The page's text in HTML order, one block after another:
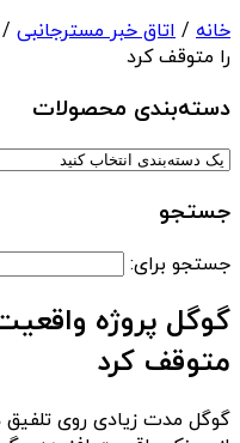
خانه / اتاق خبر مسترجانبی /
را متوقف کرد
دسته‌بندی‌ محصولات
جستجو
جستجو برای:
گوگل پروژه
متوقف کرد
گوگل مدت زیادی روی تلفیق